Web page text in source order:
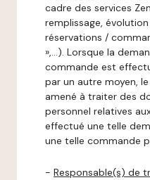
cadre des services
remplissage,
réservations /
»,…). Lorsque la
commande est
par un autre moyen,
amené à traiter des
personnel relatives
effectué une telle
une telle commande
- Responsable(s) de